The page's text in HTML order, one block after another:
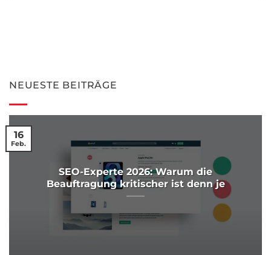
NEUESTE BEITRÄGE
SEO-Experte 2026: Warum die
Beauftragung kritischer ist denn je
16
Feb.